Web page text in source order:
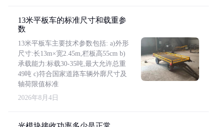
13米平板车的标准尺寸和载重参
数
13米平板车主要技术参数包括: a)外形
尺寸:长13m×宽2.45m,栏板高55cm b)
承载能力:标载30-35吨,最大允许总重
49吨 c)符合国家道路车辆外廓尺寸及
轴荷限值标准
2026年8月4日